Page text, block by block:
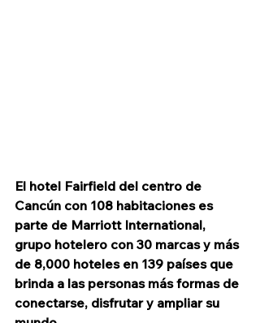
El hotel Fairfield del centro de
Cancún con 108 habitaciones es
parte de Marriott International,
grupo hotelero con 30 marcas y más
de 8,000 hoteles en 139 países que
brinda a las personas más formas de
conectarse, disfrutar y ampliar su